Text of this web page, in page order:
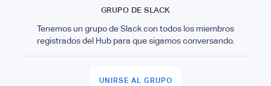
GRUPO DE SLACK
Tenemos un grupo de Slack con todos los miembros
registrados del Hub para que sigamos conversando.
UNIRSE AL GRUPO